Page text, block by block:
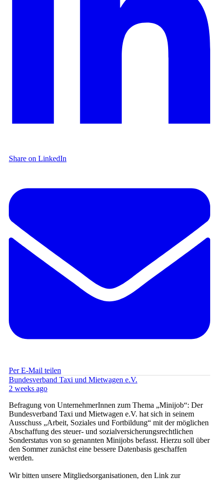
Share on LinkedIn
Per E-Mail teilen
Bundesverband Taxi und Mietwagen e.V.
2 weeks ago
Befragung von UnternehmerInnen zum Thema „Minijob“: Der
Bundesverband Taxi und Mietwagen e.V. hat sich in seinem
Ausschuss „Arbeit, Soziales und Fortbildung“ mit der möglichen
Abschaffung des steuer- und sozialversicherungsrechtlichen
Sonderstatus von so genannten Minijobs befasst. Hierzu soll über
den Sommer zunächst eine bessere Datenbasis geschaffen
werden.
Wir bitten unsere Mitgliedsorganisationen, den Link zur